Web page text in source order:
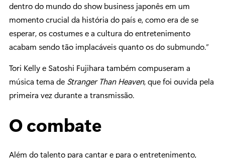
dentro do mundo do show business japonês em um
momento crucial da história do país e, como era de se
esperar, os costumes e a cultura do entretenimento
acabam sendo tão implacáveis quanto os do submundo.”
Tori Kelly e Satoshi Fujihara também compuseram a
música tema de Stranger Than Heaven, que foi ouvida pela
primeira vez durante a transmissão.
O combate
Além do talento para cantar e para o entretenimento,